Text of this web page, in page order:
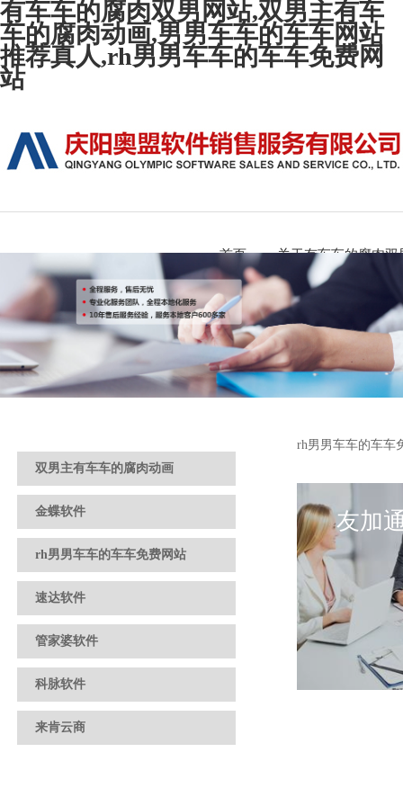
有车车的腐肉双男网站,双男主有车
车的腐肉动画,男男车车的车车网站
推荐真人,rh男男车车的车车免费网
站
首页 关于有车车的腐肉双
双男主有车车的腐肉动画
金蝶软件
rh男男车车的车车免费网站
速达软件
管家婆软件
科脉软件
来肯云商
rh男男车车的车车
友加